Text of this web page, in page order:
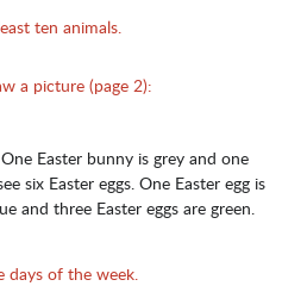
ten animals.
a picture (page 2):
Easter bunny is grey and one
six Easter eggs. One Easter egg is
and three Easter eggs are green.
days of the week.